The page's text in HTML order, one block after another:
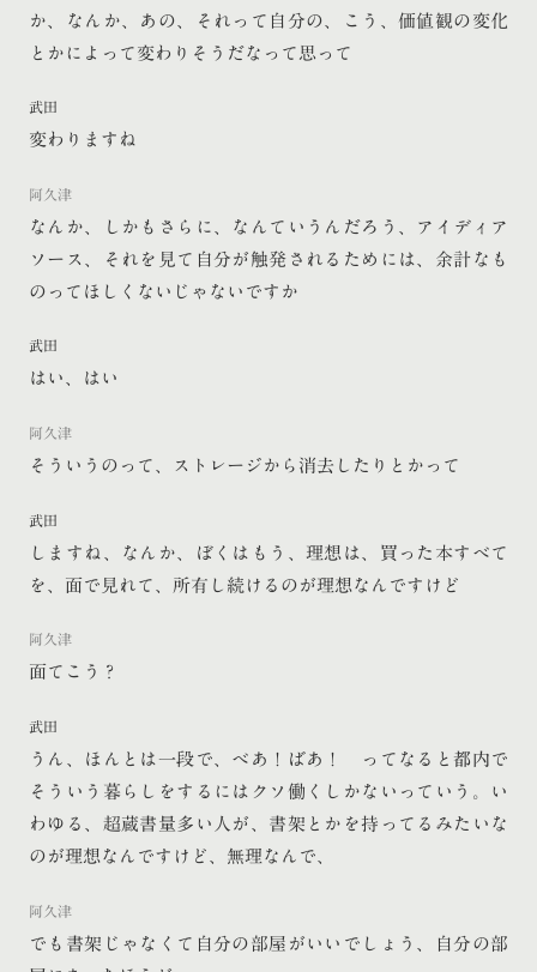
か、なんか、あの、それって自分の、こう、価値観の変化
とかによって変わりそうだなって思って
武田
変わりますね
阿久津
なんか、しかもさらに、なんていうんだろう、アイディア
ソース、それを見て自分が触発されるためには、余計なも
のってほしくないじゃないですか
武田
はい、はい
阿久津
そういうのって、ストレージから消去したりとかって
武田
しますね、なんか、ぼくはもう、理想は、買った本すべて
を、面で見れて、所有し続けるのが理想なんですけど
阿久津
面てこう？
武田
うん、ほんとは一段で、べあ！ばあ！ ってなると都内で
そういう暮らしをするにはクソ働くしかないっていう。い
わゆる、超蔵書量多い人が、書架とかを持ってるみたいな
のが理想なんですけど、無理なんで、
阿久津
でも書架じゃなくて自分の部屋がいいでしょう、自分の部